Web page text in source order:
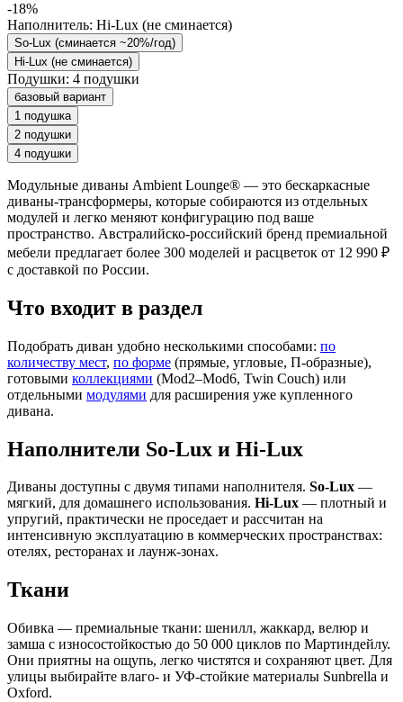
-18%
Наполнитель: Hi-Lux (не сминается)
So-Lux (cминается ~20%/год)
Hi-Lux (не сминается)
Подушки: 4 подушки
базовый вариант
1 подушка
2 подушки
4 подушки
Модульные диваны Ambient Lounge® — это бескаркасные
диваны-трансформеры, которые собираются из отдельных
модулей и легко меняют конфигурацию под ваше
пространство. Австралийско-российский бренд премиальной
мебели предлагает более 300 моделей и расцветок от 12 990 ₽
с доставкой по России.
Что входит в раздел
Подобрать диван удобно несколькими способами: по
количеству мест, по форме (прямые, угловые, П-образные),
готовыми коллекциями (Mod2–Mod6, Twin Couch) или
отдельными модулями для расширения уже купленного
дивана.
Наполнители So-Lux и Hi-Lux
Диваны доступны с двумя типами наполнителя. So-Lux —
мягкий, для домашнего использования. Hi-Lux — плотный и
упругий, практически не проседает и рассчитан на
интенсивную эксплуатацию в коммерческих пространствах:
отелях, ресторанах и лаунж-зонах.
Ткани
Обивка — премиальные ткани: шенилл, жаккард, велюр и
замша с износостойкостью до 50 000 циклов по Мартиндейлу.
Они приятны на ощупь, легко чистятся и сохраняют цвет. Для
улицы выбирайте влаго- и УФ-стойкие материалы Sunbrella и
Oxford.